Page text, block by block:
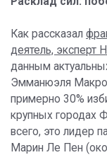
Как рассказал
деятель, эксперт
данным
Эмманюэля
примерно 30%
крупных городах
всего, это лидер
Марин Ле Пен